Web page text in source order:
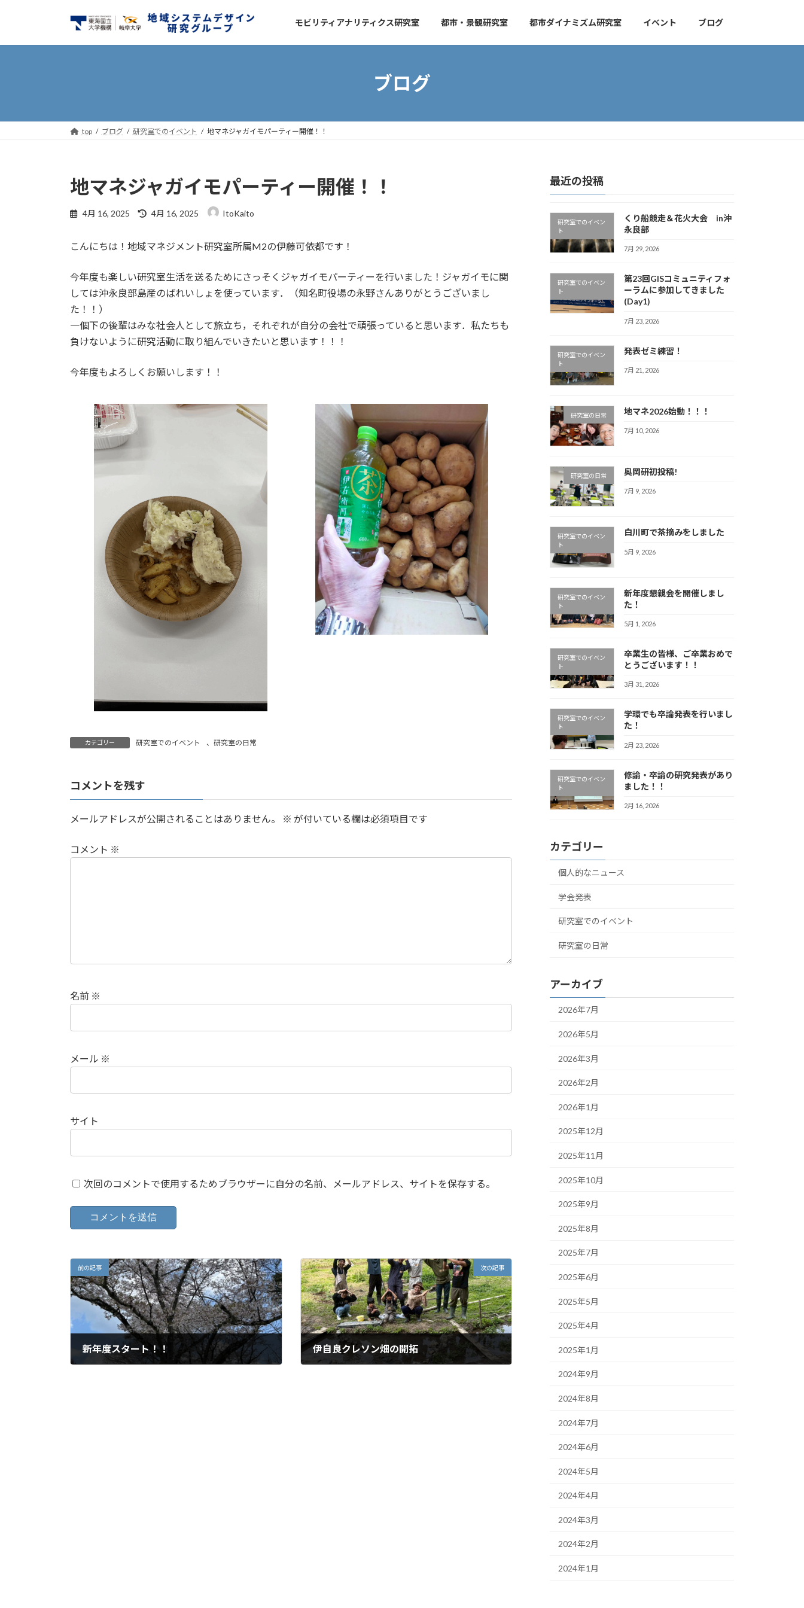
ッ
移
モビリティアナリティクス研究室 都市・景観研究室 都市ダイナミズム研究室 イベント ブログ
ブログ
top ブログ 研究室でのイベント 地マネジャガイモパーティー開催！！
地マネジャガイモパーティー開催！！
4月 16, 2025
最
新
時
:
4月 16, 2025 ItoKaito
こんにちは！地域マネジメント研究室所属M2の伊藤可依都です！
今年度も楽しい研究室生活を送るためにさっそくジャガイモパーティーを行いました！ジャガイモに関
しては沖永良部島産のばれいしょを使っています．（知名町役場の永野さんありがとうございまし
た！！）
一個下の後輩はみな社会人として旅立ち，それぞれが自分の会社で頑張っていると思います．私たちも
負けないように研究活動に取り組んでいきたいと思います！！！
今年度もよろしくお願いします！！
カテゴリー 研究室でのイベント 、 研究室の日常
コメントを残す
メールアドレスが公開されることはありません。 ※ が付いている欄は必須項目です
コメント ※
名前 ※
メール ※
サイト
次回のコメントで使用するためブラウザーに自分の名前、メールアドレス、サイトを保存する。
前の記事
新年度スタート！！
次の記事
伊自良クレソン畑の開拓
最近の投稿
研究室でのイベン
ト
くり船競走＆花火大会 in沖
永良部
7月 29, 2026
研究室でのイベン
ト
第23回GISコミュニティフォ
ーラムに参加してきました
(Day1)
7月 23, 2026
研究室でのイベン
ト
発表ゼミ練習！
7月 21, 2026
研究室の日常 地マネ2026始動！！！
7月 10, 2026
研究室の日常 奥岡研初投稿!
7月 9, 2026
研究室でのイベン
ト
白川町で茶摘みをしました
5月 9, 2026
研究室でのイベン
ト
新年度懇親会を開催しまし
た！
5月 1, 2026
研究室でのイベン
ト
卒業生の皆様、ご卒業おめで
とうございます！！
3月 31, 2026
研究室でのイベン
ト
学環でも卒論発表を行いまし
た！
2月 23, 2026
研究室でのイベン
ト
修論・卒論の研究発表があり
ました！！
2月 16, 2026
カテゴリー
個人的なニュース
学会発表
研究室でのイベント
研究室の日常
アーカイブ
2026年7月
2026年5月
2026年3月
2026年2月
2026年1月
2025年12月
2025年11月
2025年10月
2025年9月
2025年8月
2025年7月
2025年6月
2025年5月
2025年4月
2025年1月
2024年9月
2024年8月
2024年7月
2024年6月
2024年5月
2024年4月
2024年3月
2024年2月
2024年1月